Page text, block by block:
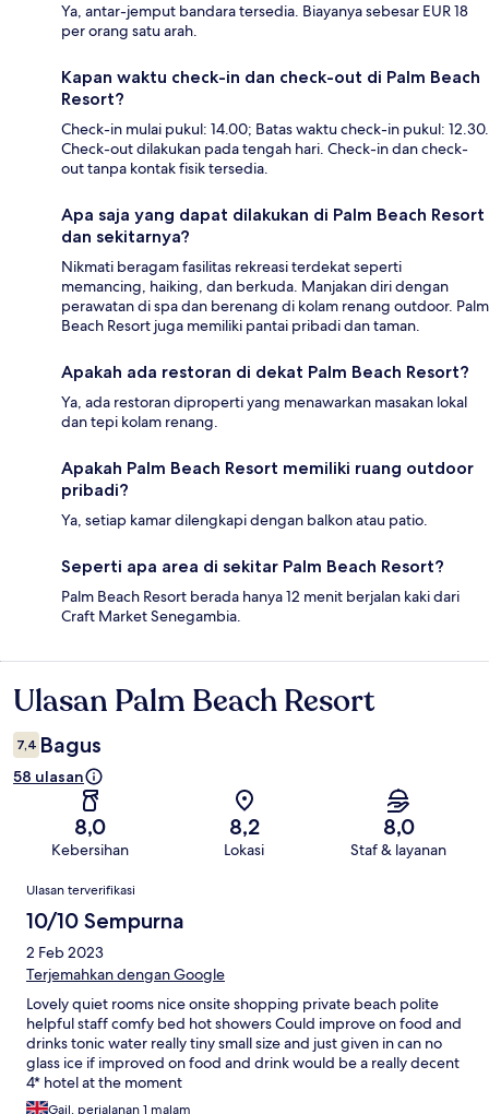
Ya, antar-jemput bandara tersedia. Biayanya sebesar EUR 18
per orang satu arah.
Kapan waktu check-in dan check-out di Palm Beach
Resort?
Check-in mulai pukul: 14.00; Batas waktu check-in pukul: 12.30.
Check-out dilakukan pada tengah hari. Check-in dan check-
out tanpa kontak fisik tersedia.
Apa saja yang dapat dilakukan di Palm Beach Resort
dan sekitarnya?
Nikmati beragam fasilitas rekreasi terdekat seperti
memancing, haiking, dan berkuda. Manjakan diri dengan
perawatan di spa dan berenang di kolam renang outdoor. Palm
Beach Resort juga memiliki pantai pribadi dan taman.
Apakah ada restoran di dekat Palm Beach Resort?
Ya, ada restoran diproperti yang menawarkan masakan lokal
dan tepi kolam renang.
Apakah Palm Beach Resort memiliki ruang outdoor
pribadi?
Ya, setiap kamar dilengkapi dengan balkon atau patio.
Seperti apa area di sekitar Palm Beach Resort?
Palm Beach Resort berada hanya 12 menit berjalan kaki dari
Craft Market Senegambia.
Ulasan
Ulasan Palm Beach Resort
7,4 Bagus
58 ulasan
8,0
Kebersihan
8,2
Lokasi
8,0
Staf & layanan
Ulasan
Ulasan terverifikasi
10/10 Sempurna
2 Feb 2023
Terjemahkan dengan Google
Lovely quiet rooms nice onsite shopping private beach polite
helpful staff comfy bed hot showers Could improve on food and
drinks tonic water really tiny small size and just given in can no
glass ice if improved on food and drink would be a really decent
4* hotel at the moment
Gail, perjalanan 1 malam